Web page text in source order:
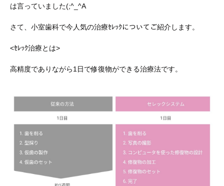
は言っていました(;^_^A
さて、小室歯科で今人気の治療ｾﾚｯｸについてご紹介します。
<ｾﾚｯｸ治療とは>
高精度でありながら1日で修復物ができる治療法です。